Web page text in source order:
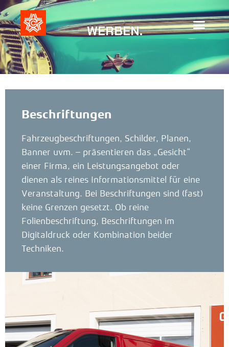
WERBEN.
Beschriftungen
Fahrzeugbeschriftungen, Schilder, Planen,
Banner uvm. – präsentieren das „Gesicht“
einer Firma, ein Leistungsangebot oder
dienen als reines Informationsmittel für eine
Veranstaltung. Bei Beschriftungen sind (fast)
keine Grenzen gesetzt. Ob reine
Folienbeschriftung, Beschriftungen im
Digitaldruck oder Kombination beider
Techniken.